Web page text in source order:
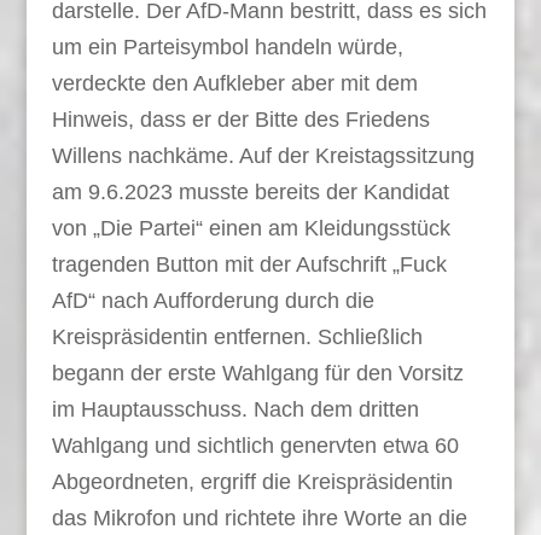
darstelle. Der AfD-Mann bestritt, dass es sich
um ein Parteisymbol handeln würde,
verdeckte den Aufkleber aber mit dem
Hinweis, dass er der Bitte des Friedens
Willens nachkäme. Auf der Kreistagssitzung
am 9.6.2023 musste bereits der Kandidat
von „Die Partei“ einen am Kleidungsstück
tragenden Button mit der Aufschrift „Fuck
AfD“ nach Aufforderung durch die
Kreispräsidentin entfernen. Schließlich
begann der erste Wahlgang für den Vorsitz
im Hauptausschuss. Nach dem dritten
Wahlgang und sichtlich genervten etwa 60
Abgeordneten, ergriff die Kreispräsidentin
das Mikrofon und richtete ihre Worte an die